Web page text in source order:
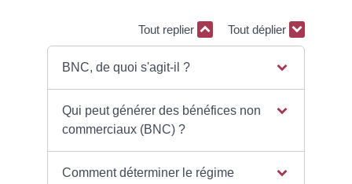
Tout replier Tout déplier
BNC, de quoi s'agit-il ?
Qui peut générer des bénéfices non
commerciaux (BNC) ?
Comment déterminer le régime